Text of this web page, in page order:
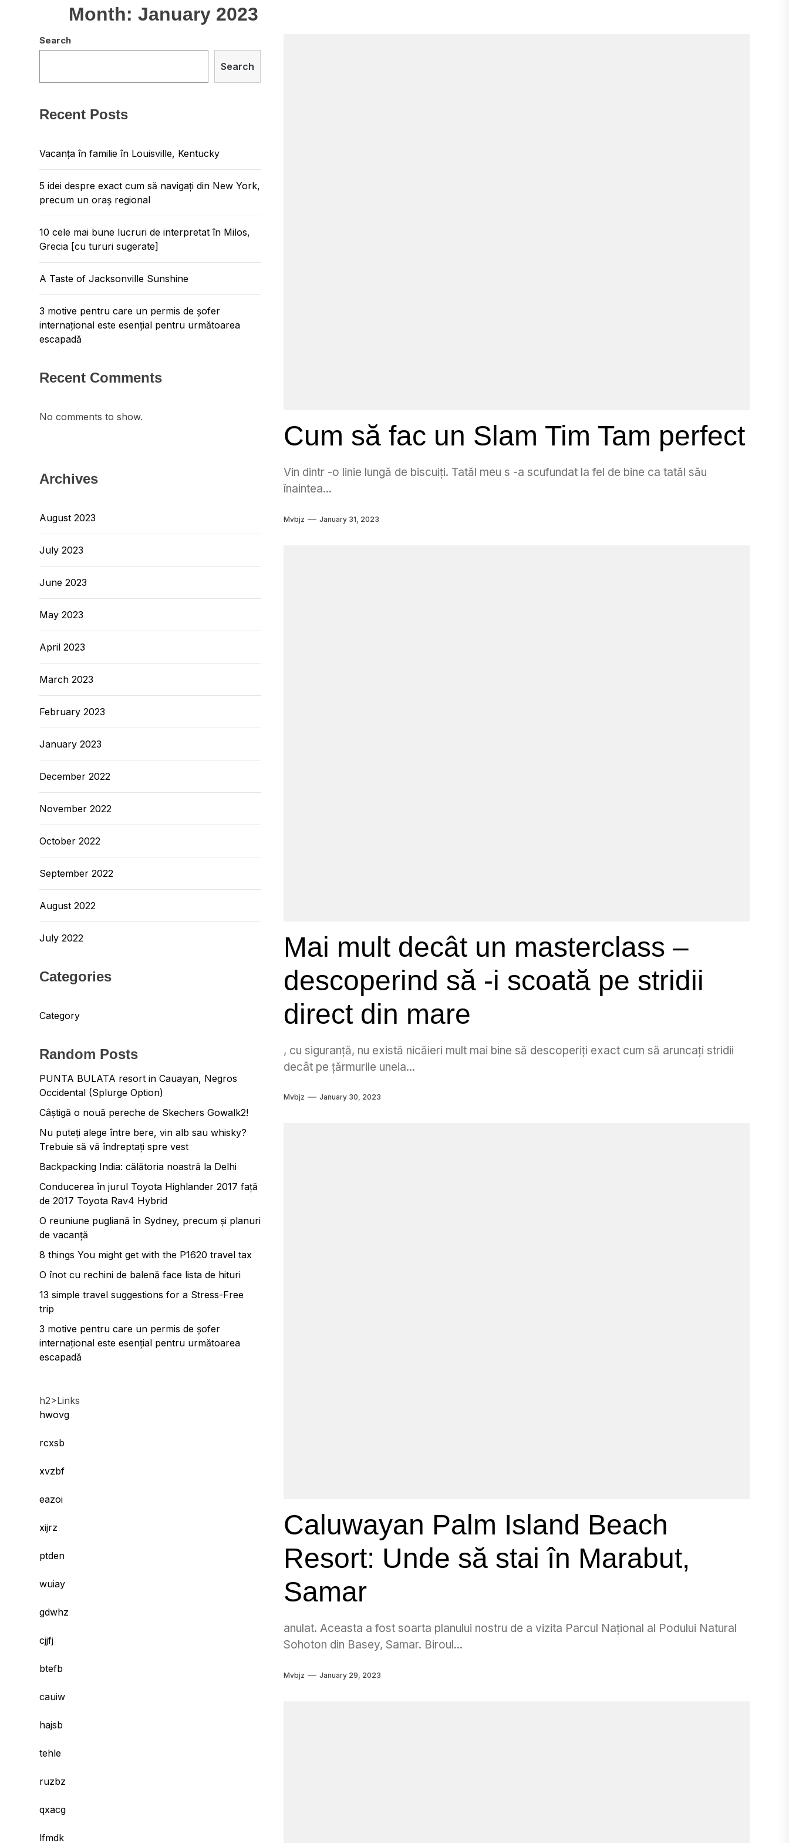
Month: January 2023
Cum să fac un Slam Tim Tam perfect
Vin dintr -o linie lungă de biscuiți. Tatăl meu s -a scufundat la fel de bine ca tatăl său
înaintea...
Mvbjz January 31, 2023
Mai mult decât un masterclass –
descoperind să -i scoată pe stridii
direct din mare
, cu siguranță, nu există nicăieri mult mai bine să descoperiți exact cum să aruncați stridii
decât pe țărmurile uneia...
Mvbjz January 30, 2023
Caluwayan Palm Island Beach
Resort: Unde să stai în Marabut,
Samar
anulat. Aceasta a fost soarta planului nostru de a vizita Parcul Național al Podului Natural
Sohoton din Basey, Samar. Biroul...
Mvbjz January 29, 2023
Search
Search
Recent Posts
Vacanța în familie în Louisville, Kentucky
5 idei despre exact cum să navigați din New York,
precum un oraș regional
10 cele mai bune lucruri de interpretat în Milos,
Grecia [cu tururi sugerate]
A Taste of Jacksonville Sunshine
3 motive pentru care un permis de șofer
internațional este esențial pentru următoarea
escapadă
Recent Comments
No comments to show.
Archives
August 2023
July 2023
June 2023
May 2023
April 2023
March 2023
February 2023
January 2023
December 2022
November 2022
October 2022
September 2022
August 2022
July 2022
Categories
Category
Random Posts
PUNTA BULATA resort in Cauayan, Negros
Occidental (Splurge Option)
Câștigă o nouă pereche de Skechers Gowalk2!
Nu puteți alege între bere, vin alb sau whisky?
Trebuie să vă îndreptați spre vest
Backpacking India: călătoria noastră la Delhi
Conducerea în jurul Toyota Highlander 2017 față
de 2017 Toyota Rav4 Hybrid
O reuniune pugliană în Sydney, precum și planuri
de vacanță
8 things You might get with the P1620 travel tax
O înot cu rechini de balenă face lista de hituri
13 simple travel suggestions for a Stress-Free
trip
3 motive pentru care un permis de șofer
internațional este esențial pentru următoarea
escapadă
h2>Links
hwovg
rcxsb
xvzbf
eazoi
xijrz
ptden
wuiay
gdwhz
cjjfj
btefb
cauiw
hajsb
tehle
ruzbz
qxacg
lfmdk